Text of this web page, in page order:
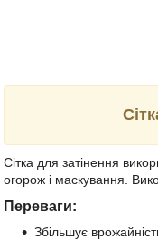
Сітка для затінення
огорож і маскування.
Переваги:
Збільшує